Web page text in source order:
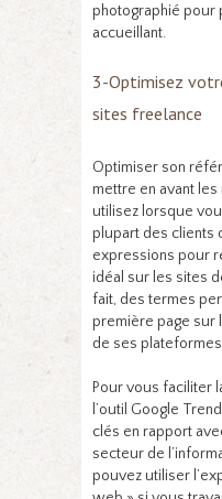
photographié pour
accueillant.
3-Optimisez
sites freelance
Optimiser son
mettre en avant
utilisez lorsque
plupart des clients
expressions pour
idéal sur les sites
fait, des termes
première page sur
de ses
Pour vous faciliter
l’outil Google
clés en rapport
secteur de
pouvez utiliser